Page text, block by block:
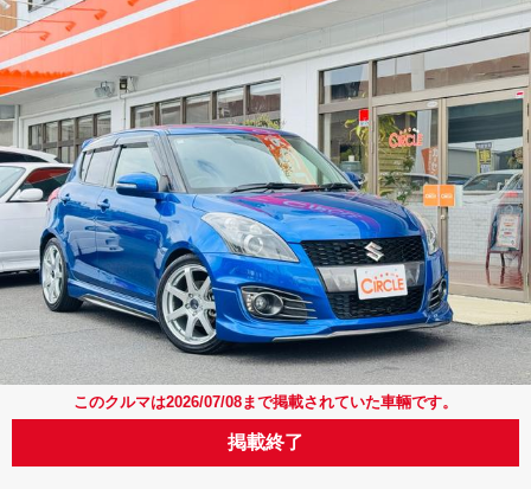
このクルマは2026/07/08まで掲載されていた車輛です。
掲載終了